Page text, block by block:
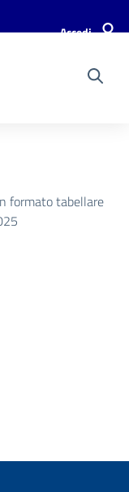
Accedi
formato tabellare